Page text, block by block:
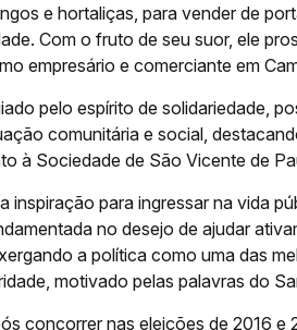
e hortaliças, para vender de
Com o fruto de seu suor, ele
empresário e comerciante em
pelo espírito de solidariedade,
comunitária e social,
à Sociedade de São Vicente de
inspiração para ingressar na vida
no desejo de ajudar
a política como uma das
motivado pelas palavras do
concorrer nas eleições de 2016 e